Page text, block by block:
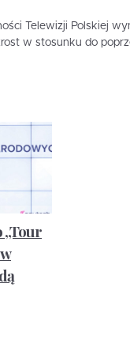
Telewizji Polskiej
w stosunku do
„Tour